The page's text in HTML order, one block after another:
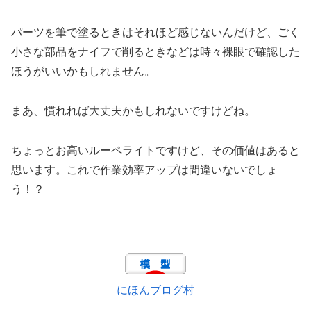
パーツを筆で塗るときはそれほど感じないんだけど、ごく
小さな部品をナイフで削るときなどは時々裸眼で確認した
ほうがいいかもしれません。
まあ、慣れれば大丈夫かもしれないですけどね。
ちょっとお高いルーペライトですけど、その価値はあると
思います。これで作業効率アップは間違いないでしょ
う！？
にほんブログ村